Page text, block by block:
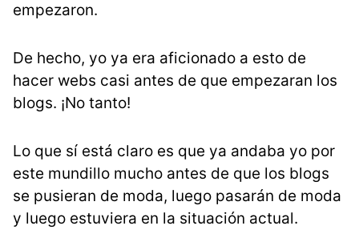
empezaron.
De hecho, yo ya era aficionado a esto de
hacer webs casi antes de que empezaran los
blogs. ¡No tanto!
Lo que sí está claro es que ya andaba yo por
este mundillo mucho antes de que los blogs
se pusieran de moda, luego pasarán de moda
y luego estuviera en la situación actual.